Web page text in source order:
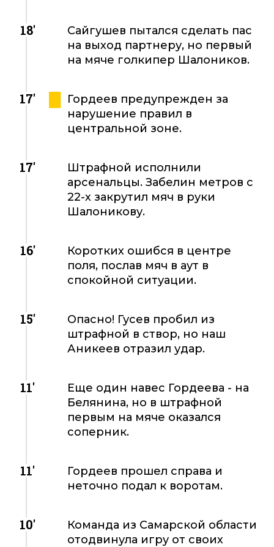
18'
Сайгушев пытался сделать пас
на выход партнеру, но первый
на мяче голкипер Шалоников.
17'
Гордеев предупрежден за
нарушение правил в
центральной зоне.
17'
Штрафной исполнили
арсенальцы. Забелин метров с
22-х закрутил мяч в руки
Шалоникову.
16'
Коротких ошибся в центре
поля, послав мяч в аут в
спокойной ситуации.
15'
Опасно! Гусев пробил из
штрафной в створ, но наш
Аникеев отразил удар.
11'
Еще один навес Гордеева - на
Белянина, но в штрафной
первым на мяче оказался
соперник.
11'
Гордеев прошел справа и
неточно подал к воротам.
10'
Команда из Самарской области
отодвинула игру от своих